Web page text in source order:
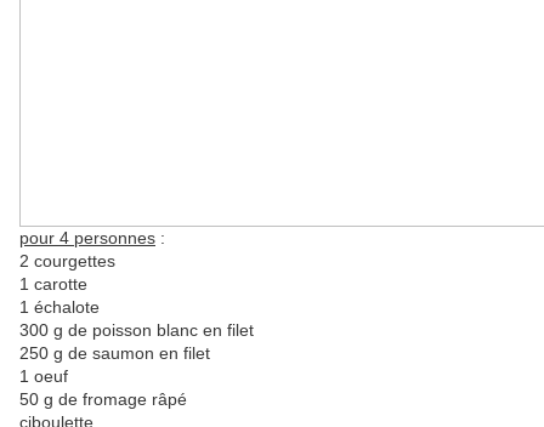
pour 4 personnes :
2 courgettes
1 carotte
1 échalote
300 g de poisson blanc en filet
250 g de saumon en filet
1 oeuf
50 g de fromage râpé
ciboulette